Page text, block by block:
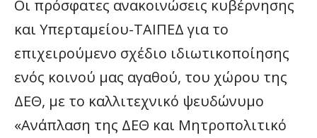
Οι πρόσφατες ανακοινώσεις κυβέρνησης
και Υπερταμείου-ΤΑΙΠΕΔ για το
επιχειρούμενο σχέδιο ιδιωτικοποίησης
ενός κοινού μας αγαθού, του χώρου της
ΔΕΘ, με το καλλιτεχνικό ψευδώνυμο
«Ανάπλαση της ΔΕΘ και Μητροπολιτικό